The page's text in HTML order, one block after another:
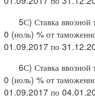
5С) Ставка ввозной
0 (ноль) % от
01.09.2017 по
6С) Ставка ввозной
0 (ноль) % от
01.09.2017 по